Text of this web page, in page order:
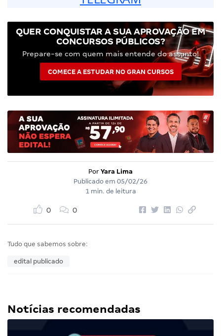
QUER CONQUISTAR A SUA APROVAÇÃO EM
CONCURSOS PÚBLICOS?
Prepare-se com quem mais entende do assunto!
COMECE A ESTUDAR NO GRAN CURSOS
Por Yara Lima
Publicado em 05/02/26
1 min. de leitura
0 0
Tudo que sabemos sobre:
edital publicado
Notícias recomendadas